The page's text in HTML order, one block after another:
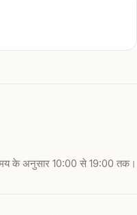
के अनुसार 10:00 से 19:00 तक।